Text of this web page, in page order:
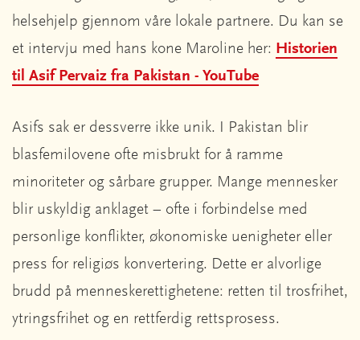
helsehjelp gjennom våre lokale partnere. Du kan se
et intervju med hans kone Maroline her: Historien
til Asif Pervaiz fra Pakistan - YouTube
Asifs sak er dessverre ikke unik. I Pakistan blir
blasfemilovene ofte misbrukt for å ramme
minoriteter og sårbare grupper. Mange mennesker
blir uskyldig anklaget – ofte i forbindelse med
personlige konflikter, økonomiske uenigheter eller
press for religiøs konvertering. Dette er alvorlige
brudd på menneskerettighetene: retten til trosfrihet,
ytringsfrihet og en rettferdig rettsprosess.